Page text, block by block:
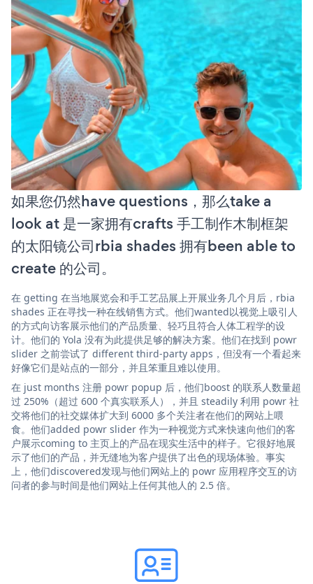
如果您仍然have questions，那么take a
look at 是一家拥有crafts 手工制作木制框架
的太阳镜公司rbia shades 拥有been able to
create 的公司。
在 getting 在当地展览会和手工艺品展上开展业务几个月后，rbia
shades 正在寻找一种在线销售方式。他们wanted以视觉上吸引人
的方式向访客展示他们的产品质量、轻巧且符合人体工程学的设
计。他们的 Yola 没有为此提供足够的解决方案。他们在找到 powr
slider 之前尝试了 different third-party apps，但没有一个看起来
好像它们是站点的一部分，并且笨重且难以使用。
在 just months 注册 powr popup 后，他们boost 的联系人数量超
过 250%（超过 600 个真实联系人），并且 steadily 利用 powr 社
交将他们的社交媒体扩大到 6000 多个关注者在他们的网站上喂
食。他们added powr slider 作为一种视觉方式来快速向他们的客
户展示coming to 主页上的产品在现实生活中的样子。它很好地展
示了他们的产品，并无缝地为客户提供了出色的现场体验。事实
上，他们discovered发现与他们网站上的 powr 应用程序交互的访
问者的参与时间是他们网站上任何其他人的 2.5 倍。